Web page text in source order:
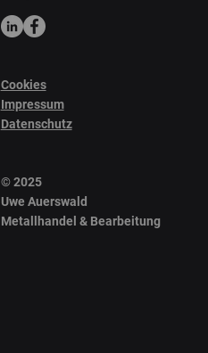
Cookies
Impressum
Datenschutz
© 2025
Uwe Auerswald
Metallhandel & Bearbeitung